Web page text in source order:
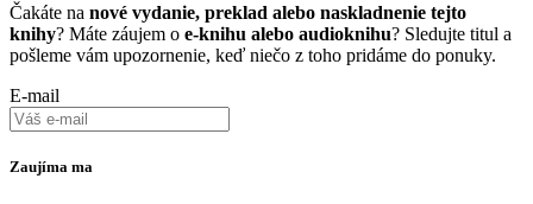
Čakáte na nové vydanie, preklad alebo naskladnenie tejto
knihy? Máte záujem o e-knihu alebo audioknihu? Sledujte titul a
pošleme vám upozornenie, keď niečo z toho pridáme do ponuky.
E-mail
Zaujíma ma